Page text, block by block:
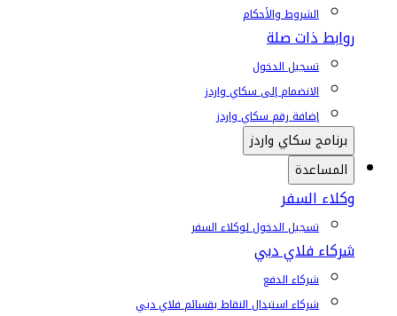
الشروط والأحكام
روابط ذات صلة
تسجيل الدخول
الانضمام إلى سكاي واردز
إضافة رقم سكاي واردز
برنامج سكاي واردز
المساعدة
وكلاء السفر
تسجيل الدخول لوكلاء السفر
شركاء فلاي دبي
شركاء الدفع
شركاء استبدال النقاط بقسائم فلاي دبي